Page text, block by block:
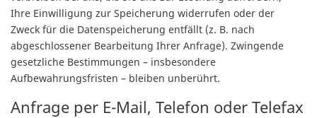
Ihre Einwilligung zur Speicherung widerrufen oder der
Zweck für die Datenspeicherung entfällt (z. B. nach
abgeschlossener Bearbeitung Ihrer Anfrage). Zwingende
gesetzliche Bestimmungen – insbesondere
Aufbewahrungsfristen – bleiben unberührt.
Anfrage per E-Mail, Telefon oder Telefax